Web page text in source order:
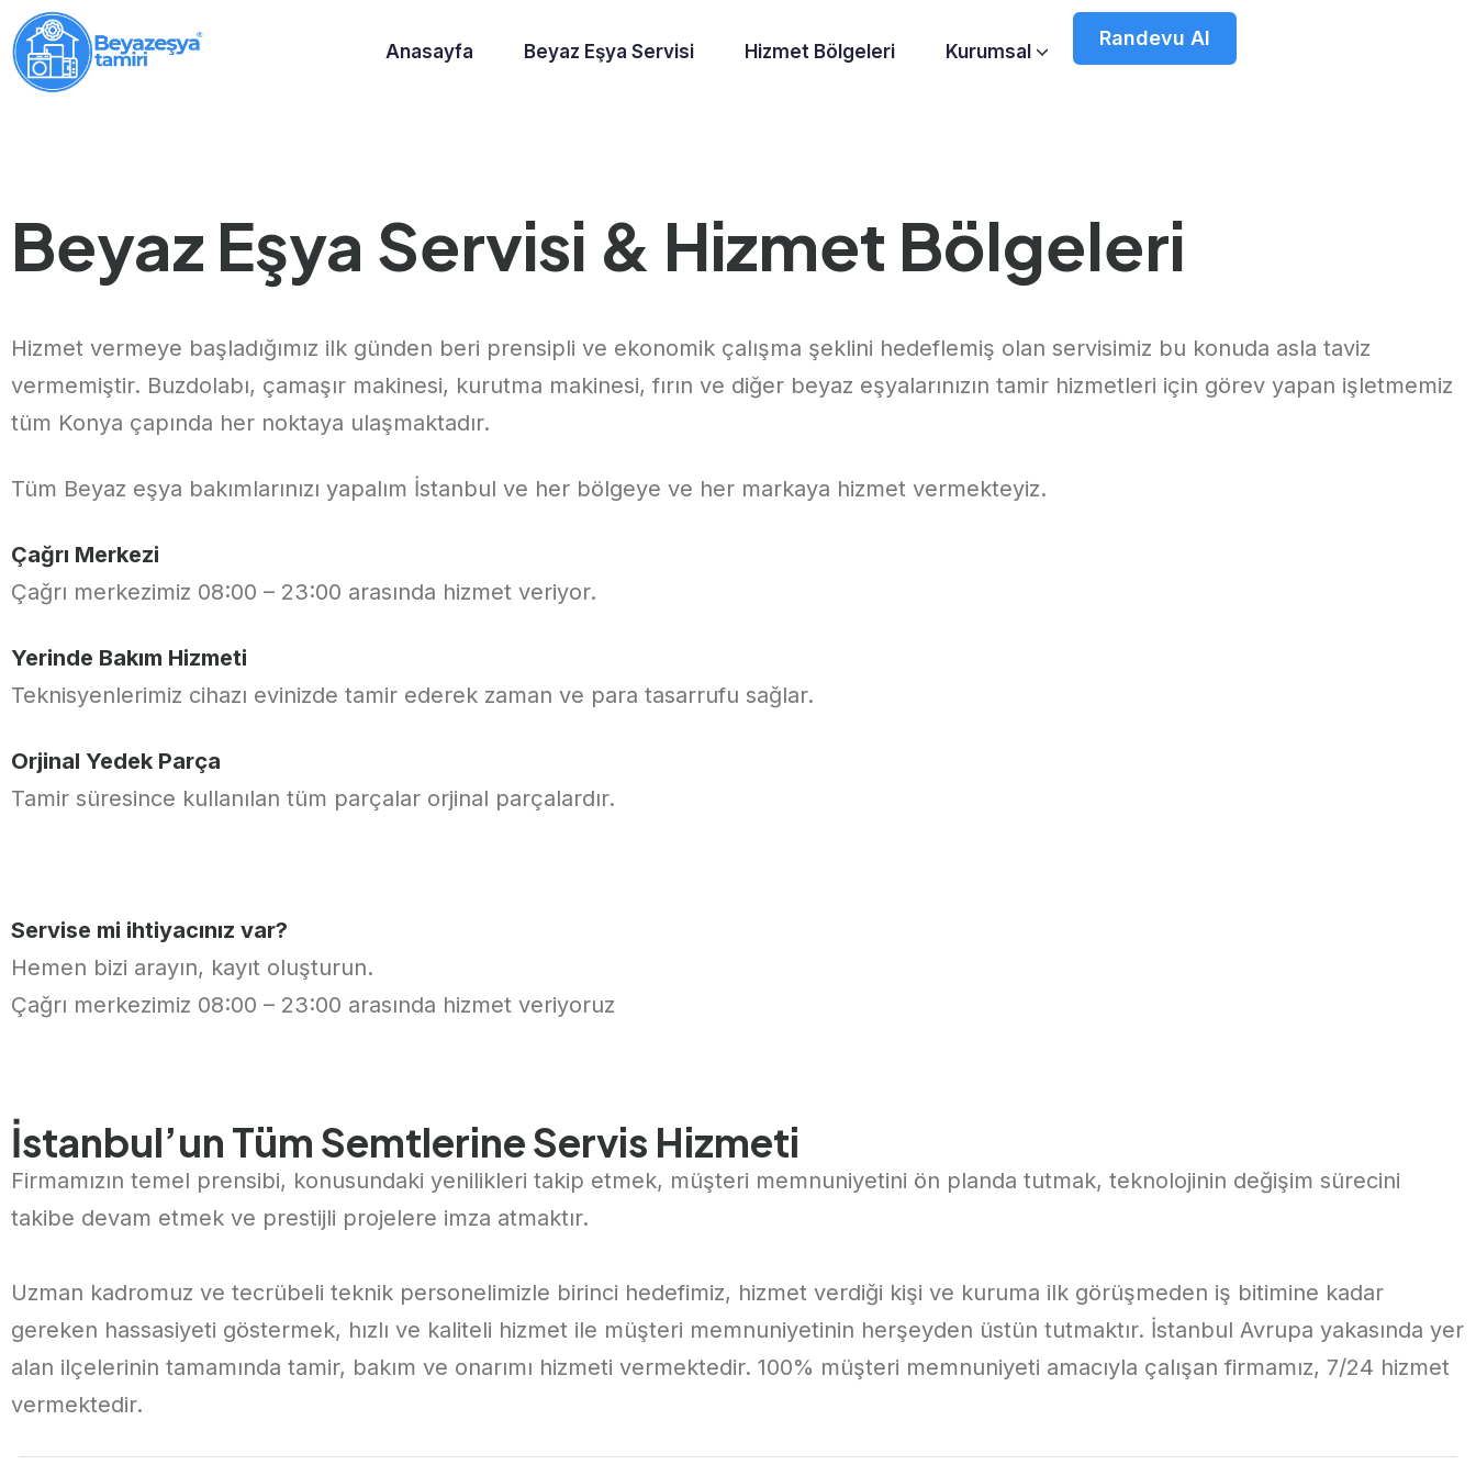
Anasayfa Beyaz Eşya Servisi Hizmet Bölgeleri Kurumsal
Randevu Al
Beyaz Eşya Servisi & Hizmet Bölgeleri
Hizmet vermeye başladığımız ilk günden beri prensipli ve ekonomik çalışma şeklini hedeflemiş olan servisimiz bu konuda asla taviz
vermemiştir. Buzdolabı, çamaşır makinesi, kurutma makinesi, fırın ve diğer beyaz eşyalarınızın tamir hizmetleri için görev yapan işletmemiz
tüm Konya çapında her noktaya ulaşmaktadır.
Tüm Beyaz eşya bakımlarınızı yapalım İstanbul ve her bölgeye ve her markaya hizmet vermekteyiz.
Çağrı Merkezi
Çağrı merkezimiz 08:00 – 23:00 arasında hizmet veriyor.
Yerinde Bakım Hizmeti
Teknisyenlerimiz cihazı evinizde tamir ederek zaman ve para tasarrufu sağlar.
Orjinal Yedek Parça
Tamir süresince kullanılan tüm parçalar orjinal parçalardır.
Servise mi ihtiyacınız var?
Hemen bizi arayın, kayıt oluşturun.
Çağrı merkezimiz 08:00 – 23:00 arasında hizmet veriyoruz
İstanbul’un Tüm Semtlerine Servis Hizmeti
Firmamızın temel prensibi, konusundaki yenilikleri takip etmek, müşteri memnuniyetini ön planda tutmak, teknolojinin değişim sürecini
takibe devam etmek ve prestijli projelere imza atmaktır.
Uzman kadromuz ve tecrübeli teknik personelimizle birinci hedefimiz, hizmet verdiği kişi ve kuruma ilk görüşmeden iş bitimine kadar
gereken hassasiyeti göstermek, hızlı ve kaliteli hizmet ile müşteri memnuniyetinin herşeyden üstün tutmaktır. İstanbul Avrupa yakasında yer
alan ilçelerinin tamamında tamir, bakım ve onarımı hizmeti vermektedir. 100% müşteri memnuniyeti amacıyla çalışan firmamız, 7/24 hizmet
vermektedir.